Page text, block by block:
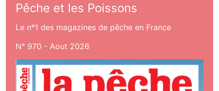
Pêche et les Poissons
Le nº1 des magazines de pêche en France
N° 970 - Aout 2026